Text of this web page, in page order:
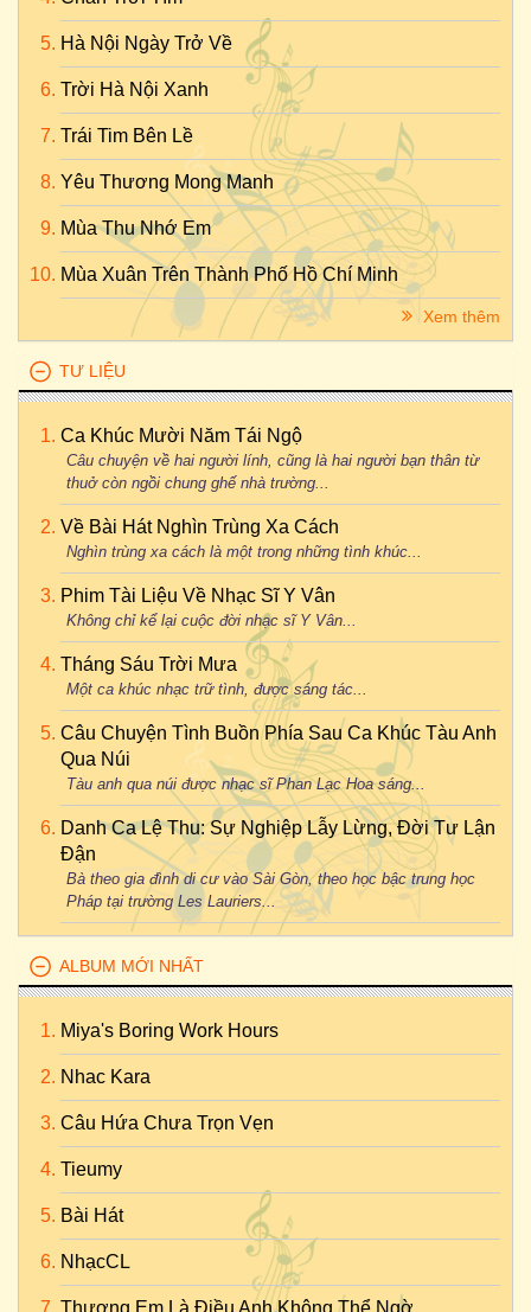
Hà Nội Ngày Trở Về
Trời Hà Nội Xanh
Trái Tim Bên Lề
Yêu Thương Mong Manh
Mùa Thu Nhớ Em
Mùa Xuân Trên Thành Phố Hồ Chí Minh
Xem thêm
TƯ LIỆU
Ca Khúc Mười Năm Tái Ngộ
Câu chuyện về hai người lính, cũng là hai người bạn thân từ
thuở còn ngồi chung ghế nhà trường...
Về Bài Hát Nghìn Trùng Xa Cách
Nghìn trùng xa cách là một trong những tình khúc...
Phim Tài Liệu Về Nhạc Sĩ Y Vân
Không chỉ kể lại cuộc đời nhạc sĩ Y Vân...
Tháng Sáu Trời Mưa
Một ca khúc nhạc trữ tình, được sáng tác...
Câu Chuyện Tình Buồn Phía Sau Ca Khúc Tàu Anh
Qua Núi
Tàu anh qua núi được nhạc sĩ Phan Lạc Hoa sáng...
Danh Ca Lệ Thu: Sự Nghiệp Lẫy Lừng, Đời Tư Lận
Đận
Bà theo gia đình di cư vào Sài Gòn, theo học bậc trung học
Pháp tại trường Les Lauriers...
ALBUM MỚI NHẤT
Miya's Boring Work Hours
Nhac Kara
Câu Hứa Chưa Trọn Vẹn
Tieumy
Bài Hát
NhạcCL
Thương Em Là Điều Anh Không Thể Ngờ